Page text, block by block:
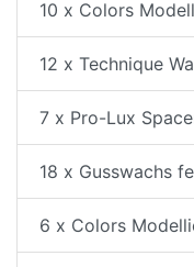
10 x Colors
12 x Technique
7 x Pro-Lux
18 x Gusswachs
6 x Colors